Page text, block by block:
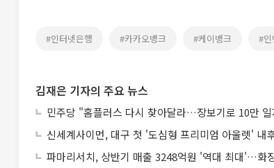
#인터넷은행 #카카오뱅크 #케이뱅크 #인
김재은 기자의 주요 뉴스
민주당 "홈플러스 다시 찾아달라…장보기로 10만
신세계사이먼, 대구 첫 '도심형 프리미엄 아울렛' 내
파마리서치, 상반기 매출 3248억원 '역대 최대'…화